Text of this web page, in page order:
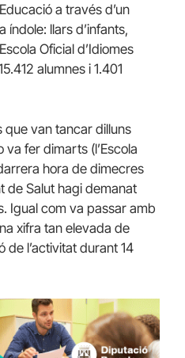
a través d’un
llars d’infants,
Oficial d’Idiomes
alumnes i 1.401
que van tancar dilluns
va fer dimarts (l’Escola
hora de dimecres
de Salut hagi demanat
Igual com va passar amb
xifra tan elevada de
de l’activitat durant 14